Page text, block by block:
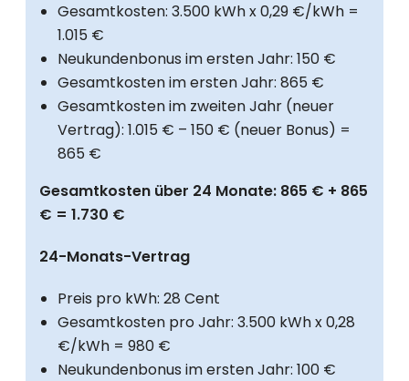
Gesamtkosten: 3.500 kWh x 0,29 €/kWh =
1.015 €
Neukundenbonus im ersten Jahr: 150 €
Gesamtkosten im ersten Jahr: 865 €
Gesamtkosten im zweiten Jahr (neuer
Vertrag): 1.015 € – 150 € (neuer Bonus) =
865 €
Gesamtkosten über 24 Monate: 865 € + 865
€ = 1.730 €
24-Monats-Vertrag
Preis pro kWh: 28 Cent
Gesamtkosten pro Jahr: 3.500 kWh x 0,28
€/kWh = 980 €
Neukundenbonus im ersten Jahr: 100 €